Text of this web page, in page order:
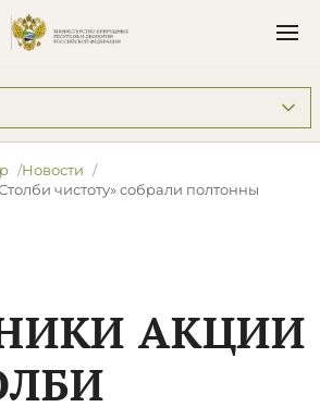
центр
Новости
чистоту» собрали полтонны
АКЦИИ